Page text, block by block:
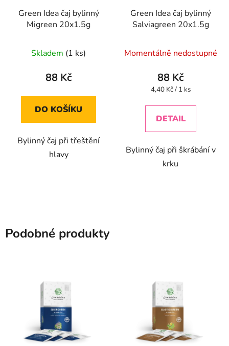
Green Idea čaj bylinný
Migreen 20x1.5g
Skladem (1 ks)
88 Kč
DO KOŠÍKU
Bylinný čaj při třeštění
hlavy
Green Idea čaj bylinný
Salviagreen 20x1.5g
Momentálně nedostupné
88 Kč
Měrná
4,40 Kč / 1 ks
DETAIL
Bylinný čaj při škrábání v
krku
Podobné produkty